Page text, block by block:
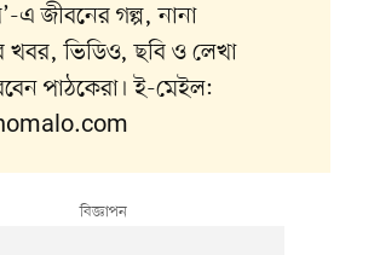
এ জীবনের গল্প, নানা
ভিডিও, ছবি ও লেখা
পাঠকেরা। ই-মেইল: